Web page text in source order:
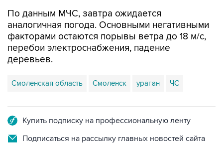
По данным МЧС, завтра ожидается
аналогичная погода. Основными негативными
факторами остаются порывы ветра до 18 м/с,
перебои электроснабжения, падение
деревьев.
Смоленская область Смоленск ураган ЧС
Купить подписку на профессиональную ленту
Подписаться на рассылку главных новостей сайта